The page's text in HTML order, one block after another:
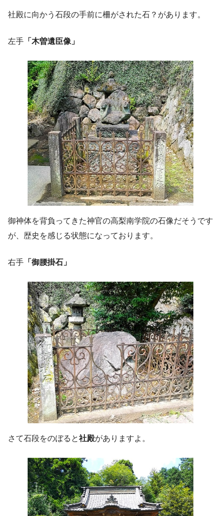
社殿に向かう石段の手前に柵がされた石？があります。
左手 「木曽遺臣像」
御神体を背負ってきた神官の高梨南学院の石像だそうです
が、歴史を感じる状態になっております。
右手 「御腰掛石」
さて石段をのぼると社殿がありますよ。